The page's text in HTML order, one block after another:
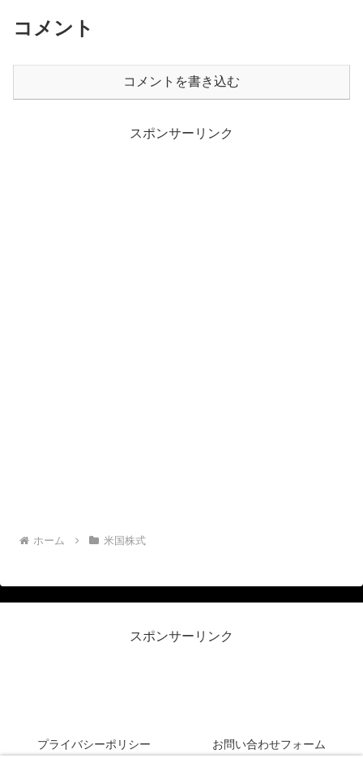
コメント
コメントを書き込む
スポンサーリンク
ホーム 米国株式
スポンサーリンク
プライバシーポリシー お問い合わせフォーム